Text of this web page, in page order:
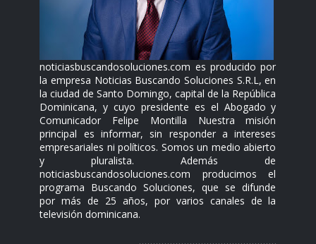
noticiasbuscandosoluciones.com es producido por
la empresa Noticias Buscando Soluciones S.R.L, en
la ciudad de Santo Domingo, capital de la República
Dominicana, y cuyo presidente es el Abogado y
Comunicador Felipe Montilla Nuestra misión
principal es informar, sin responder a intereses
empresariales ni políticos. Somos un medio abierto
y pluralista. Además de
noticiasbuscandosoluciones.com producimos el
programa Buscando Soluciones, que se difunde
por más de 25 años, por varios canales de la
televisión dominicana.